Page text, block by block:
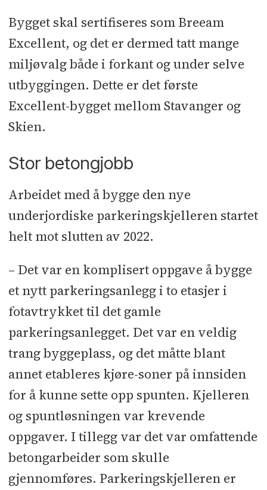
Bygget skal sertifiseres som Breeam
Excellent, og det er dermed tatt mange
miljøvalg både i forkant og under selve
utbyggingen. Dette er det første
Excellent-bygget mellom Stavanger og
Skien.
Stor betongjobb
Arbeidet med å bygge den nye
underjordiske parkeringskjelleren startet
helt mot slutten av 2022.
– Det var en komplisert oppgave å bygge
et nytt parkeringsanlegg i to etasjer i
fotavtrykket til det gamle
parkeringsanlegget. Det var en veldig
trang byggeplass, og det måtte blant
annet etableres kjøre-soner på innsiden
for å kunne sette opp spunten. Kjelleren
og spuntløsningen var krevende
oppgaver. I tillegg var det var omfattende
betongarbeider som skulle
gjennomføres. Parkeringskjelleren er